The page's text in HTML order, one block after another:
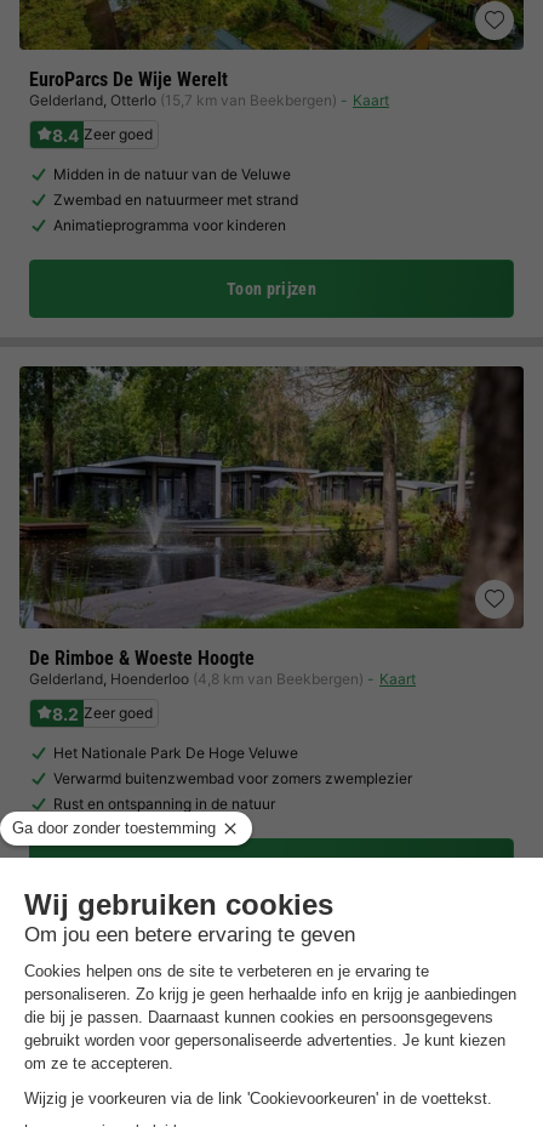
EuroParcs De Wije Werelt
Gelderland, Otterlo (15,7 km van Beekbergen) Kaart
8.4 Zeer goed
Midden in de natuur van de Veluwe
Zwembad en natuurmeer met strand
Animatieprogramma voor kinderen
Toon prijzen
De Rimboe & Woeste Hoogte
Gelderland, Hoenderloo (4,8 km van Beekbergen) Kaart
8.2 Zeer goed
Het Nationale Park De Hoge Veluwe
Verwarmd buitenzwembad voor zomers zwemplezier
Rust en ontspanning in de natuur